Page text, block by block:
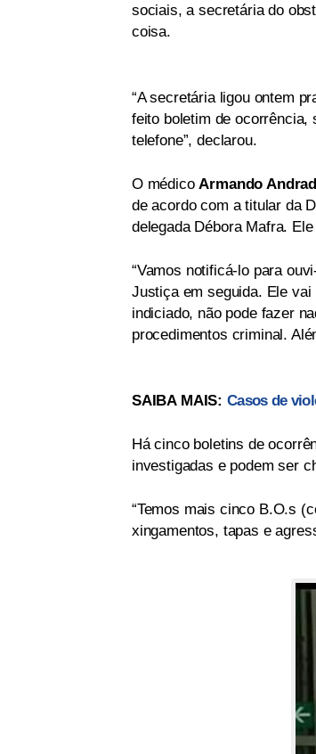
sociais, a secretária do
coisa.
“A secretária ligou ontem
feito boletim de ocorrência,
telefone”, declarou.
O médicoArmando
de acordo com a titular da
delegada Débora Mafra.
“Vamos notificá-lo para
Justiça em seguida. Ele
indiciado, não pode fazer
procedimentos criminal.
SAIBA MAIS: Casos de
Há cinco boletins de
investigadas e podem ser
“Temos mais cinco B.O.s
xingamentos, tapas e